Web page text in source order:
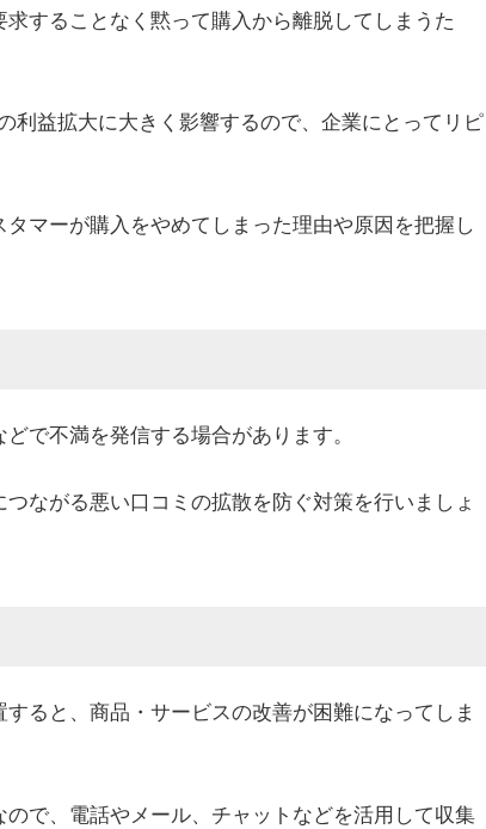
することなく黙って購入から離脱してしまうた
利益拡大に大きく影響するので、企業にとってリピ
マーが購入をやめてしまった理由や原因を把握し
で不満を発信する場合があります。
ながる悪い口コミの拡散を防ぐ対策を行いましょ
ると、商品・サービスの改善が困難になってしま
で、電話やメール、チャットなどを活用して収集